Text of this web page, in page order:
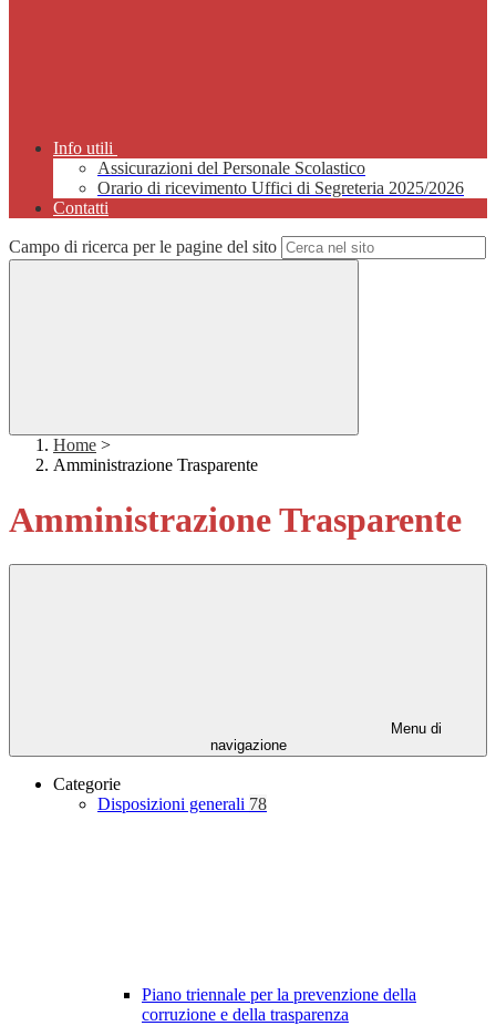
Info utili
Assicurazioni del Personale Scolastico
Orario di ricevimento Uffici di Segreteria 2025/2026
Contatti
Campo di ricerca per le pagine del sito
Home >
Amministrazione Trasparente
Amministrazione Trasparente
Menu di
navigazione
Categorie
Disposizioni generali 78
Piano triennale per la prevenzione della
corruzione e della trasparenza